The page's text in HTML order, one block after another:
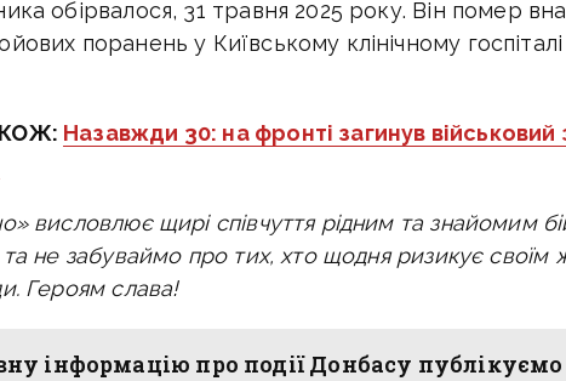
обірвалося, 31 травня 2025 року. Він помер
поранень у Київському клінічному
Назавжди 30: на фронті загинув
висловлює щирі співчуття рідним та знайомим
не забуваймо про тих, хто щодня ризикує своїм
Героям слава!
інформацію про події Донбасу